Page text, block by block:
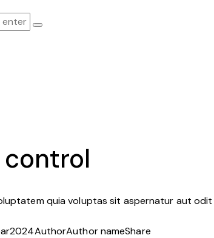
quia voluptas sit aspernatur aut
2024AuthorAuthor nameShare